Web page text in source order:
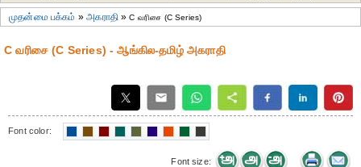
முதன்மை பக்கம் »அகராதி»C வரிசை (C Series)
C வரிசை (C Series) - ஆங்கில-தமிழ் அகராதி
Font color:
Font size: